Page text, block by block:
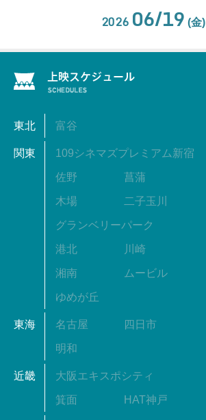
2026 06/19 (金)
東北 富谷
関東 109シネマズプレミアム新宿
佐野 菖蒲
木場 二子玉川
グランベリーパーク
港北 川崎
湘南 ムービル
ゆめが丘
東海 名古屋 四日市
明和
近畿 大阪エキスポシティ
箕面 HAT神戸